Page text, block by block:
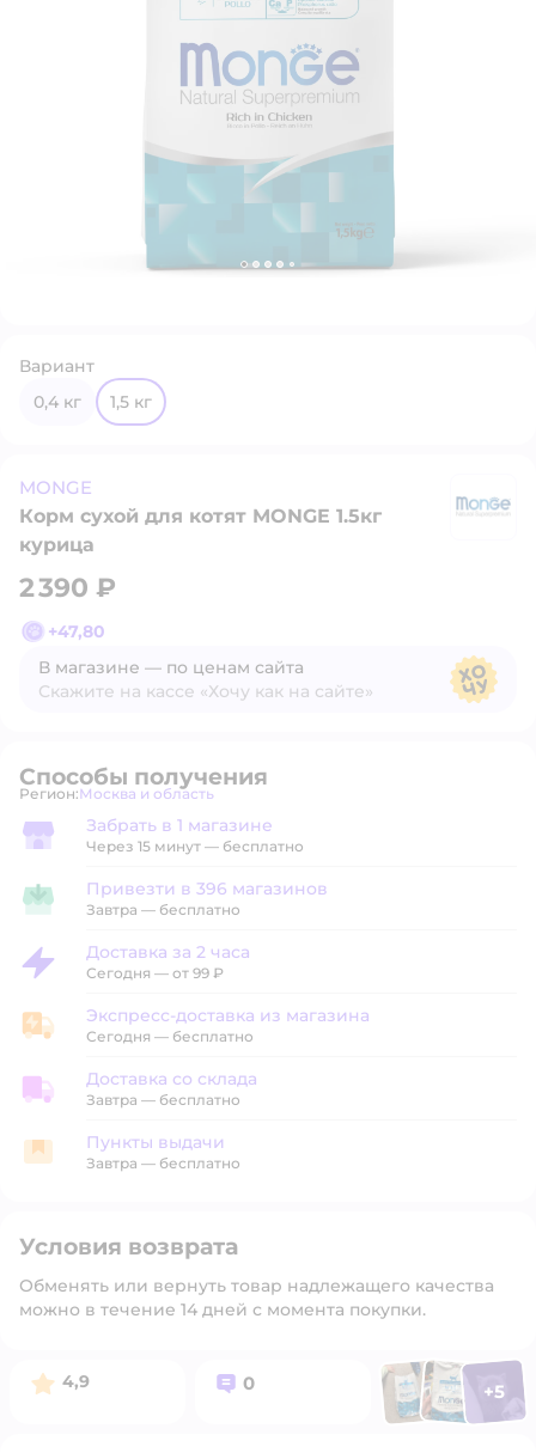
Вариант
0,4 кг
1,5 кг
MONGE
Корм сухой для котят MONGE 1.5кг
курица
2 390 ₽
+47,80
В магазине — по ценам сайта
Скажите на кассе «Хочу как на сайте»
Способы получения
Регион: Выбор адреса доставки.
Москва и область
Забрать в магазине
Забрать в 1 магазине
Через 15 минут — бесплатно
Привезти в магазин
Привезти в 396 магазинов
Завтра — бесплатно
Доставка за 2 часа
Доставка за 2 часа
Сегодня — от 99 ₽
Экспресс-доставка из магазина
Экспресс-доставка из магазина
Сегодня — бесплатно
Доставка со склада
Доставка со склада
Завтра — бесплатно
Пункты выдачи
Пункты выдачи
Завтра — бесплатно
Условия возврата
Обменять или вернуть товар надлежащего качества
можно в течение 14 дней с момента покупки.
Рейтинг:
4,9 Вопросов:
0 ФотоФотоФото
+5
Открыть